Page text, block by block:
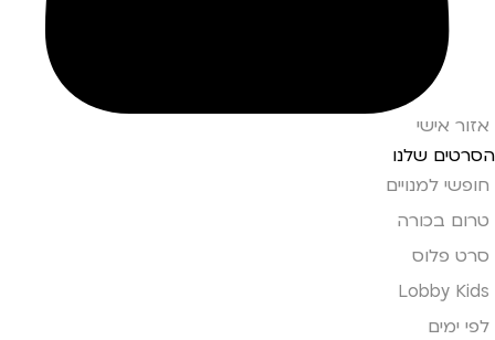
אזור אישי
הסרטים שלנו
חופשי למנויים
טרום בכורה
סרט פלוס
Lobby Kids
לפי ימים